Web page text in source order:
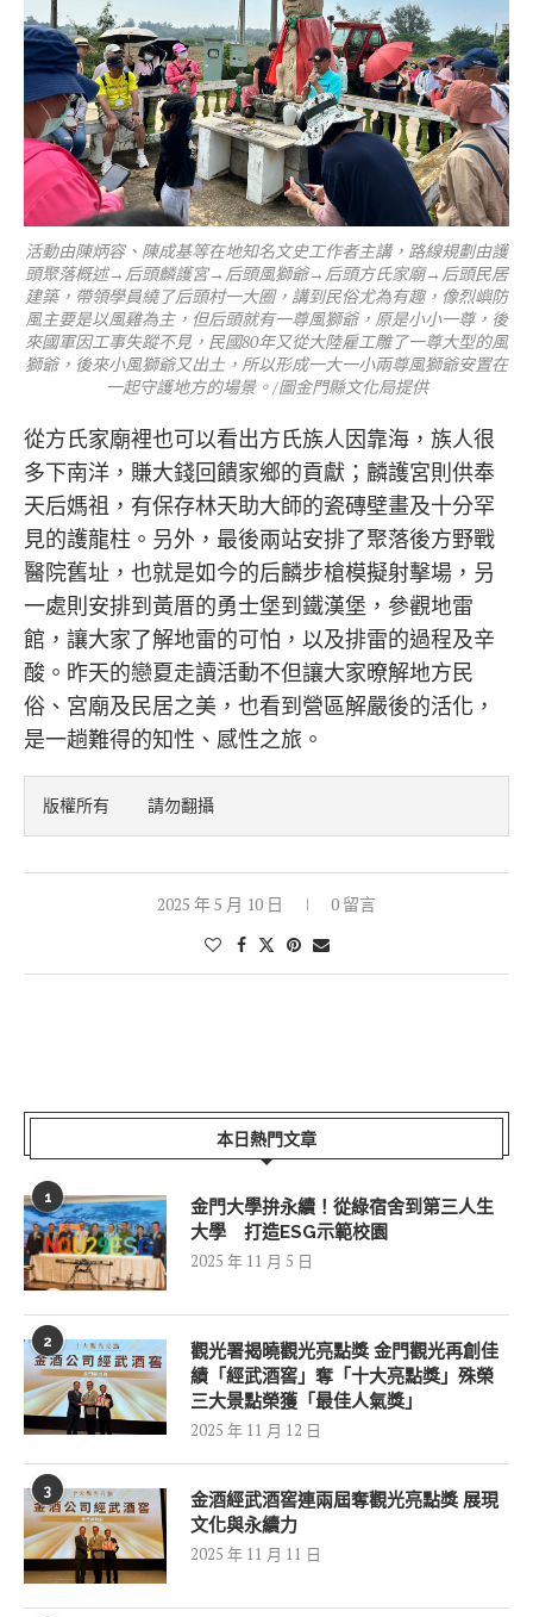
活動由陳炳容、陳成基等在地知名文史工作者主講，路線規劃由護
頭聚落概述→后頭麟護宮→后頭風獅爺→后頭方氏家廟→后頭民居
建築，帶領學員繞了后頭村一大圈，講到民俗尤為有趣，像烈嶼防
風主要是以風雞為主，但后頭就有一尊風獅爺，原是小小一尊，後
來國軍因工事失蹤不見，民國80年又從大陸雇工雕了一尊大型的風
獅爺，後來小風獅爺又出土，所以形成一大一小兩尊風獅爺安置在
一起守護地方的場景。/圖金門縣文化局提供
從方氏家廟裡也可以看出方氏族人因靠海，族人很
多下南洋，賺大錢回饋家鄉的貢獻；麟護宮則供奉
天后媽祖，有保存林天助大師的瓷磚壁畫及十分罕
見的護龍柱。叧外，最後兩站安排了聚落後方野戰
醫院舊址，也就是如今的后麟步槍模擬射擊場，叧
一處則安排到黃厝的勇士堡到鐵漢堡，參觀地雷
館，讓大家了解地雷的可怕，以及排雷的過程及辛
酸。昨天的戀夏走讀活動不但讓大家暸解地方民
俗、宮廟及民居之美，也看到營區解嚴後的活化，
是一趟難得的知性、感性之旅。
版權所有    請勿翻攝
2025 年 5 月 10 日 0 留言
本日熱門文章
1
金門大學拚永續！從綠宿舍到第三人生
大學 打造ESG示範校園
2025 年 11 月 5 日
2
觀光署揭曉觀光亮點獎 金門觀光再創佳
績「經武酒窖」奪「十大亮點獎」殊榮
三大景點榮獲「最佳人氣獎」
2025 年 11 月 12 日
3
金酒經武酒窖連兩屆奪觀光亮點獎 展現
文化與永續力
2025 年 11 月 11 日